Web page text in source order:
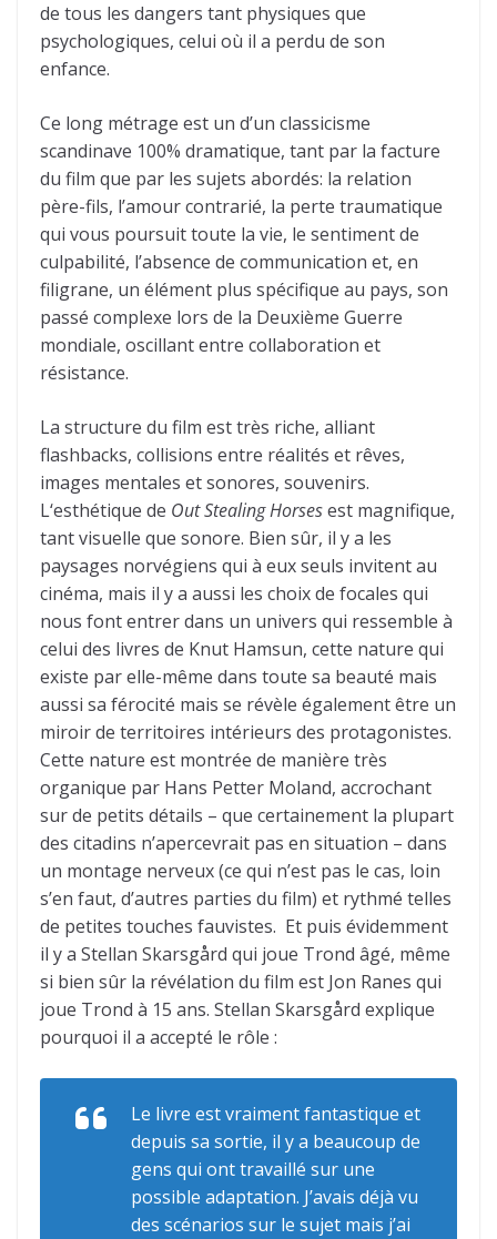
de tous les dangers tant physiques que
psychologiques, celui où il a perdu de son
enfance.
Ce long métrage est un d’un classicisme
scandinave 100% dramatique, tant par la facture
du film que par les sujets abordés: la relation
père-fils, l’amour contrarié, la perte traumatique
qui vous poursuit toute la vie, le sentiment de
culpabilité, l’absence de communication et, en
filigrane, un élément plus spécifique au pays, son
passé complexe lors de la Deuxième Guerre
mondiale, oscillant entre collaboration et
résistance.
La structure du film est très riche, alliant
flashbacks, collisions entre réalités et rêves,
images mentales et sonores, souvenirs.
L‘esthétique de Out Stealing Horsesest magnifique,
tant visuelle que sonore. Bien sûr, il y a les
paysages norvégiens qui à eux seuls invitent au
cinéma, mais il y a aussi les choix de focales qui
nous font entrer dans un univers qui ressemble à
celui des livres de Knut Hamsun, cette nature qui
existe par elle-même dans toute sa beauté mais
aussi sa férocité mais se révèle également être un
miroir de territoires intérieurs des protagonistes.
Cette nature est montrée de manière très
organique par Hans Petter Moland, accrochant
sur de petits détails – que certainement la plupart
des citadins n’apercevrait pas en situation – dans
un montage nerveux (ce qui n’est pas le cas, loin
s’en faut, d’autres parties du film) et rythmé telles
de petites touches fauvistes. Et puis évidemment
il y a Stellan Skarsgård qui joue Trond âgé, même
si bien sûr la révélation du film est Jon Ranes qui
joue Trond à 15 ans. Stellan Skarsgård explique
pourquoi il a accepté le rôle :
Le livre est vraiment fantastique et
depuis sa sortie, il y a beaucoup de
gens qui ont travaillé sur une
possible adaptation. J’avais déjà vu
des scénarios sur le sujet mais j’ai